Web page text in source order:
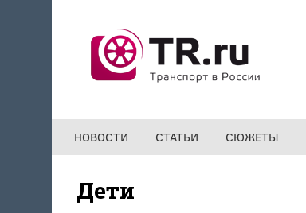
НОВОСТИ СТАТЬИ СЮЖЕТЫ
Дети